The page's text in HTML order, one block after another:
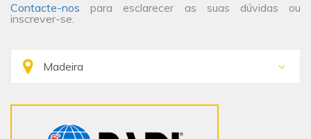
Contacte-nos para esclarecer as suas dúvidas ou
inscrever-se.